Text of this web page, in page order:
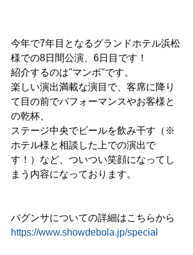
今年で7年目となるグランドホテル浜松
様での8日間公演、6日目です！
紹介するのは"マンボ"です。
楽しい演出満載な演目で、客席に降り
て目の前でパフォーマンスやお客様と
の乾杯、
ステージ中央でビールを飲み干す（※
ホテル様と相談した上での演出で
す！）など、ついつい笑顔になってし
まう内容になっております。
バグンサについての詳細はこちらから
https://www.showdebola.jp/special